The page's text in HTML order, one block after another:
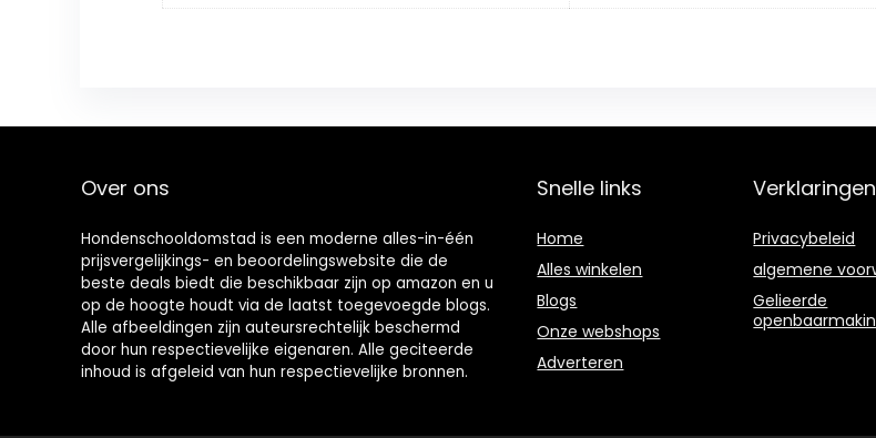
Over ons
Hondenschooldomstad is een moderne alles-in-één
prijsvergelijkings- en beoordelingswebsite die de
beste deals biedt die beschikbaar zijn op amazon en u
op de hoogte houdt via de laatst toegevoegde blogs.
Alle afbeeldingen zijn auteursrechtelijk beschermd
door hun respectievelijke eigenaren. Alle geciteerde
inhoud is afgeleid van hun respectievelijke bronnen.
Snelle links
Home
Alles winkelen
Blogs
Onze webshops
Adverteren
Verklaringen
Privacybeleid
algemene
Gelieerde